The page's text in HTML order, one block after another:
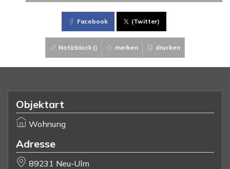
Facebook (Twitter)
Notizblock () merken drucken
Objektart
Wohnung
Adresse
89231 Neu-Ulm